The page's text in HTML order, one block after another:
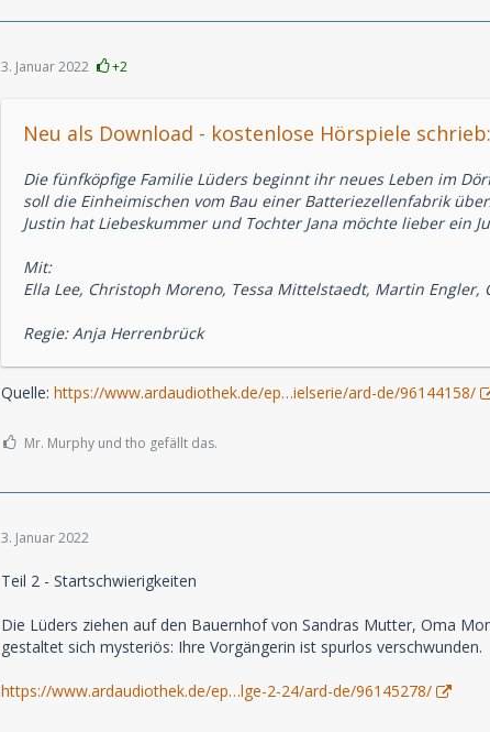
3. Januar 2022 +2
Neu als Download - kostenlose Hörspiele schrieb:
Die fünfköpfige Familie Lüders beginnt ihr neues Leben im
soll die Einheimischen vom Bau einer Batteriezellenfabrik
Justin hat Liebeskummer und Tochter Jana möchte lieber ein
Mit:
Ella Lee, Christoph Moreno, Tessa Mittelstaedt, Martin
Regie: Anja Herrenbrück
Quelle: https://www.ardaudiothek.de/ep…ielserie/ard-de/96144158/
Mr. Murphy und tho gefällt das.
3. Januar 2022
Teil 2 - Startschwierigkeiten
Die Lüders ziehen auf den Bauernhof von Sandras Mutter, Oma
gestaltet sich mysteriös: Ihre Vorgängerin ist spurlos verschwunden.
https://www.ardaudiothek.de/ep…lge-2-24/ard-de/96145278/